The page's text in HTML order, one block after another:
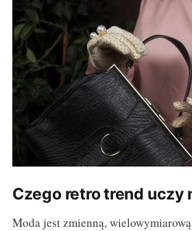
Czego retro trend uczy
Moda jest zmienną,